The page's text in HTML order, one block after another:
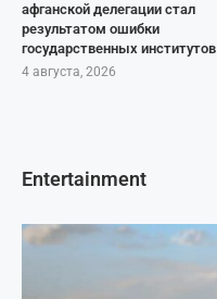
афганской делегации стал
результатом ошибки
государственных институтов
4 августа, 2026
Entertainment